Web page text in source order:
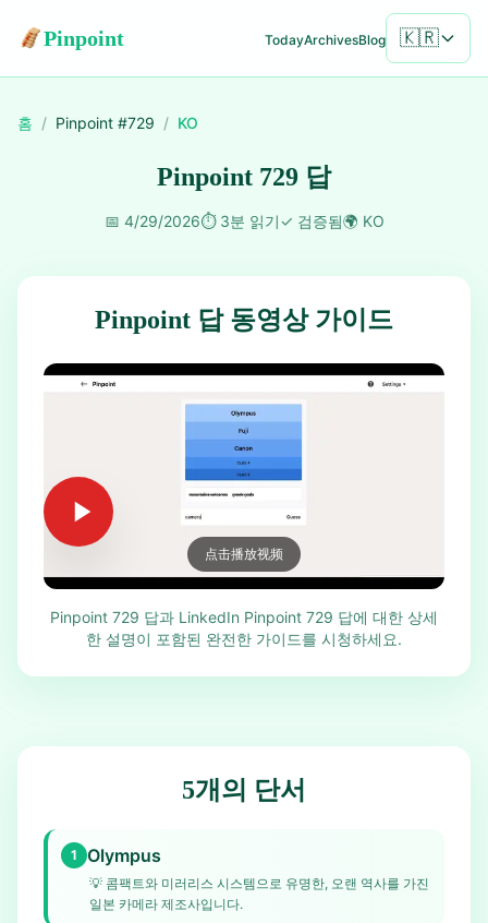
Pinpoint TodayArchivesBlog 🇰🇷
홈 / Pinpoint #729 / KO
Pinpoint 729 답
📅 4/29/2026⏱️ 3분 읽기✓ 검증됨🌍 KO
Pinpoint 답 동영상 가이드
点击播放视频
Pinpoint 729 답과 LinkedIn Pinpoint 729 답에 대한 상세
한 설명이 포함된 완전한 가이드를 시청하세요.
5개의 단서
1 Olympus
💡 콤팩트와 미러리스 시스템으로 유명한, 오랜 역사를 가진
일본 카메라 제조사입니다.